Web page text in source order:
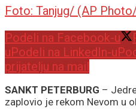
Foto: Tanjug/ (AP
Podeli na Facebook-u
u Podeli na LinkedIn-u
prijatelju na mail
SANKT PETERBURG –
zaplovio je rekom Nevom u